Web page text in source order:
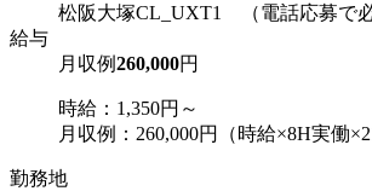
松阪大塚CL_UXT1 （電話応募で必
給与
月収例260,000円
時給：1,350円～
月収例：260,000円（時給×8H実働
勤務地